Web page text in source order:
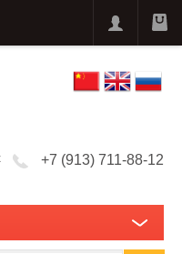
+7 (913) 711-88-12